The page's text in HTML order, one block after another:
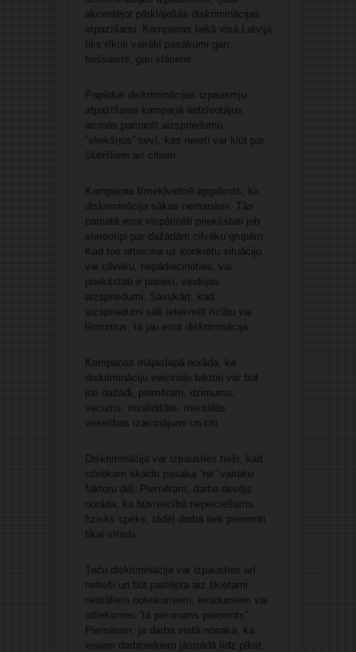
akcentējot pārklājošās diskriminācijas
atpazīšanu. Kampaņas laikā visā Latvijā
tiks rīkoti vairāki pasākumi gan
tiešsaistē, gan klātienē.
Papildus diskriminācijas izpausmju
atpazīšanai kampaņā iedzīvotājus
aicinās pamanīt aizspriedumu
“sliekšņus” sevī, kas nereti var kļūt par
šķēršļiem arī citiem.
Kampaņas tīmekļvietnē apgalvots, ka
diskriminācija sākas nemanāmi. Tās
pamatā esot vispārināti priekšstati jeb
stereotipi par dažādām cilvēku grupām.
Kad tos attiecina uz konkrētu situāciju
vai cilvēku, nepārliecinoties, vai
priekšstati ir patiesi, veidojas
aizspriedumi. Savukārt, kad
aizspriedumi sāk ietekmēt rīcību vai
lēmumus, tā jau esot diskriminācija.
Kampaņas mājaslapā norāda, ka
diskrimināciju veicinoši faktori var būt
ļoti dažādi, piemēram, dzimums,
vecums, invaliditāte, mentālās
veselības izaicinājumi un citi.
Diskriminācija var izpausties tieši, kad
cilvēkam skaidri pasaka “nē” vairāku
faktoru dēļ. Piemēram, darba devējs
norāda, ka būvniecībā nepieciešams
fizisks spēks, tādēļ darbā tiek pieņemti
tikai vīrieši.
Taču diskriminācija var izpausties arī
netieši un būt paslēpta aiz šķietami
neitrāliem noteikumiem, ieradumiem vai
attieksmes “tā pie mums pieņemts”.
Piemēram, ja darba vietā nosaka, ka
visiem darbiniekiem jāstrādā līdz plkst.